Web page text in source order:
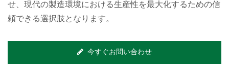
せ、現代の製造環境における生産性を最大化するための信
頼できる選択肢となります。
今すぐお問い合わせ